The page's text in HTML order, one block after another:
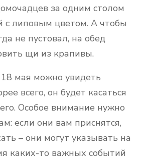
за одним столом
с липовым цветом. А чтобы
не пустовал, на обед
щи из крапивы.
мая можно увидеть
всего, он будет касаться
Особое внимание нужно
если они вам приснятся,
– они могут указывать на
каких-то важных событий